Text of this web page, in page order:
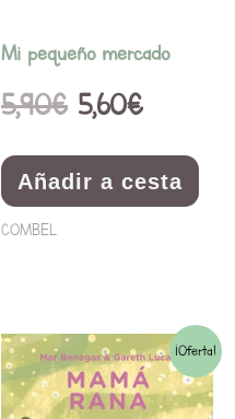
Mi pequeño mercado
5,90€ 5,60€
Añadir a cesta
COMBEL
¡Oferta!
El
precio
El
precio